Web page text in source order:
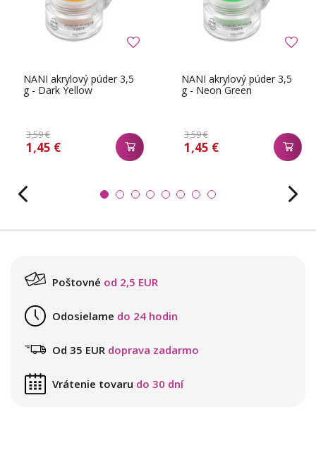
NANI akrylový púder 3,5
g - Dark Yellow
3,59 €
1,45 €
NANI akrylový púder 3,5
g - Neon Green
3,59 €
1,45 €
Poštovné od 2,5 EUR
Odosielame do 24 hodin
Od 35 EUR doprava zadarmo
Vrátenie tovaru do 30 dní